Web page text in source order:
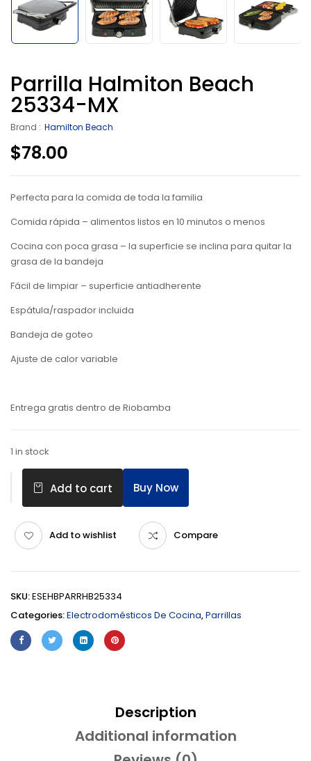
Parrilla Halmiton Beach
25334-MX
Brand : Hamilton Beach
$78.00
Perfecta para la comida de toda la familia
Comida rápida – alimentos listos en 10 minutos o menos
Cocina con poca grasa – la superficie se inclina para quitar la
grasa de la bandeja
Fácil de limpiar – superficie antiadherente
Espátula/raspador incluida
Bandeja de goteo
Ajuste de calor variable
Entrega gratis dentro de Riobamba
1 in stock
Add to cart Buy Now
Add to wishlist Compare
SKU:ESEHBPARRHB25334
Categories:Electrodomésticos De Cocina,Parrillas
Description
Additional information